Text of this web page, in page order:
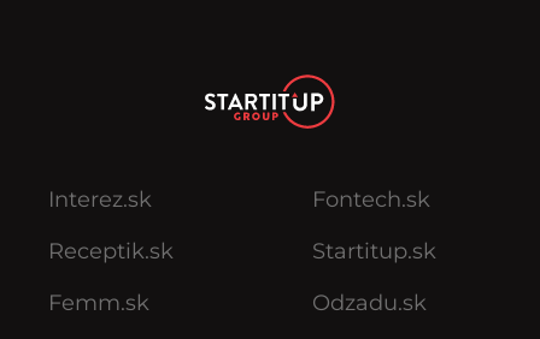
Interez.sk
Receptik.sk
Femm.sk
Fontech.sk
Startitup.sk
Odzadu.sk